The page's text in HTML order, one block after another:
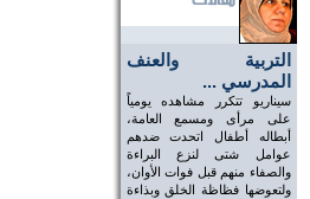
التربية والعنف
المدرسي ...
سيناريو تتكرر مشاهده يومياً
على مرأى ومسمع العامة،
أبطاله أطفال اتحدت ضدهم
عوامل شتى لنزع البراءة
والصفاء منهم قبل فوات الأوان،
ولتعوضها فظاظة الخلق وبذاءة